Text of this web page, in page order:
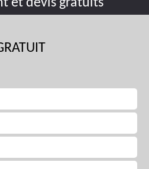
et devis gratuits